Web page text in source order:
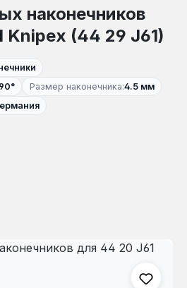
наконечников
Knipex (44 29 J61)
Размер наконечника:4.5 мм
изображений